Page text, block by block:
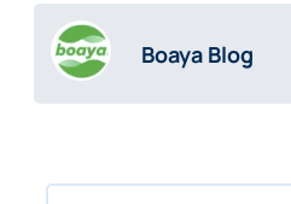
Boaya Blog